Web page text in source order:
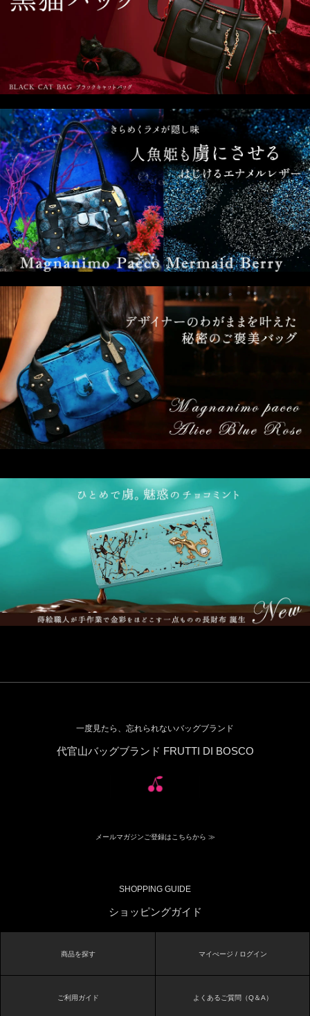
一度見たら、忘れられないバッグブランド
代官山バッグブランド FRUTTI DI BOSCO
メールマガジンご登録はこちらから ≫
SHOPPING GUIDE
ショッピングガイド
商品を探す マイぺージ / ログイン
ご利用ガイド よくあるご質問（Q＆A）